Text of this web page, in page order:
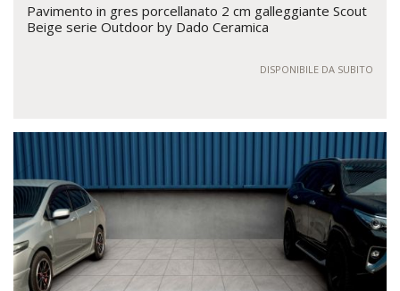
Pavimento in gres porcellanato 2 cm galleggiante Scout
Beige serie Outdoor by Dado Ceramica
DISPONIBILE DA SUBITO